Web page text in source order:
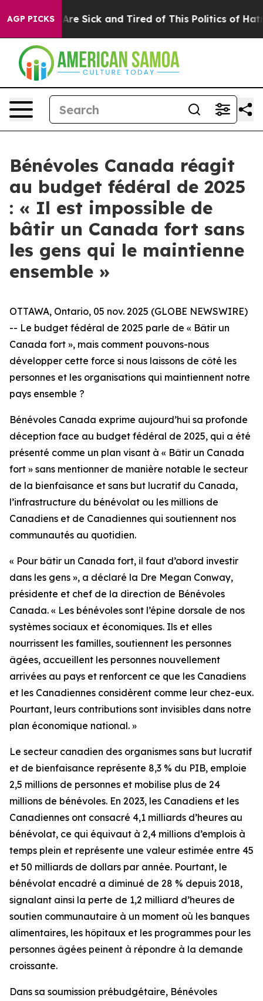
AGP PICKSAre Sick and Tired of This Politics of Hatred”
Bénévoles Canada réagit
au budget fédéral de 2025
: « Il est impossible de
bâtir un Canada fort sans
les gens qui le maintienne
ensemble »
OTTAWA, Ontario, 05 nov. 2025 (GLOBE NEWSWIRE)
-- Le budget fédéral de 2025 parle de « Bâtir un
Canada fort », mais comment pouvons-nous
développer cette force si nous laissons de côté les
personnes et les organisations qui maintiennent notre
pays ensemble ?
Bénévoles Canada exprime aujourd’hui sa profonde
déception face au budget fédéral de 2025, qui a été
présenté comme un plan visant à « Bâtir un Canada
fort » sans mentionner de manière notable le secteur
de la bienfaisance et sans but lucratif du Canada,
l’infrastructure du bénévolat ou les millions de
Canadiens et de Canadiennes qui soutiennent nos
communautés au quotidien.
« Pour bâtir un Canada fort, il faut d’abord investir
dans les gens », a déclaré la Dre Megan Conway,
présidente et chef de la direction de Bénévoles
Canada. « Les bénévoles sont l’épine dorsale de nos
systèmes sociaux et économiques. Ils et elles
nourrissent les familles, soutiennent les personnes
âgées, accueillent les personnes nouvellement
arrivées au pays et renforcent ce que les Canadiens
et les Canadiennes considèrent comme leur chez-eux.
Pourtant, leurs contributions sont invisibles dans notre
plan économique national. »
Le secteur canadien des organismes sans but lucratif
et de bienfaisance représente 8,3 % du PIB, emploie
2,5 millions de personnes et mobilise plus de 24
millions de bénévoles. En 2023, les Canadiens et les
Canadiennes ont consacré 4,1 milliards d’heures au
bénévolat, ce qui équivaut à 2,4 millions d’emplois à
temps plein et représente une valeur estimée entre 45
et 50 milliards de dollars par année. Pourtant, le
bénévolat encadré a diminué de 28 % depuis 2018,
signalant ainsi la perte de 1,2 milliard d’heures de
soutien communautaire à un moment où les banques
alimentaires, les hôpitaux et les programmes pour les
personnes âgées peinent à répondre à la demande
croissante.
Dans sa soumission prébudgétaire, Bénévoles